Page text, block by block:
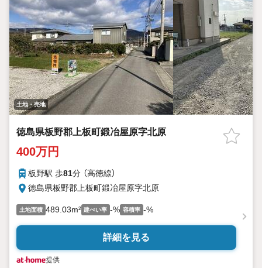
土地・売地
徳島県板野郡上板町鍛冶屋原字北原
400万円
板野駅 歩81分 （高徳線）
徳島県板野郡上板町鍛冶屋原字北原
土地面積 489.03m² 建ぺい率 -% 容積率 -%
詳細を見る
提供